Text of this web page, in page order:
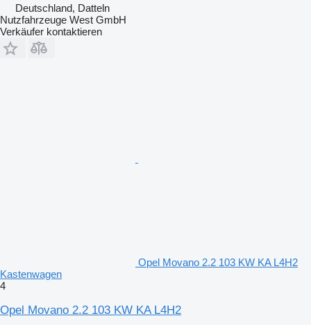
Deutschland, Datteln
Nutzfahrzeuge West GmbH
Verkäufer kontaktieren
Opel Movano 2.2 103 KW KA L4H2
Kastenwagen
4
Opel Movano 2.2 103 KW KA L4H2